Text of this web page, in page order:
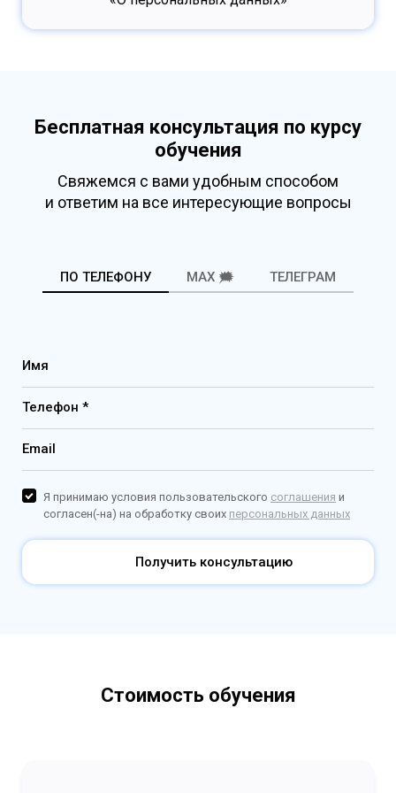
Бесплатная консультация по курсу
обучения
Свяжемся с вами удобным способом
и ответим на все интересующие вопросы
ПО ТЕЛЕФОНУ MAX 🗯️ ТЕЛЕГРАМ
Имя
Телефон *
Email
Получить консультацию
Я принимаю условия пользовательского соглашения и
согласен(-на) на обработку своих персональных данных
Стоимость обучения